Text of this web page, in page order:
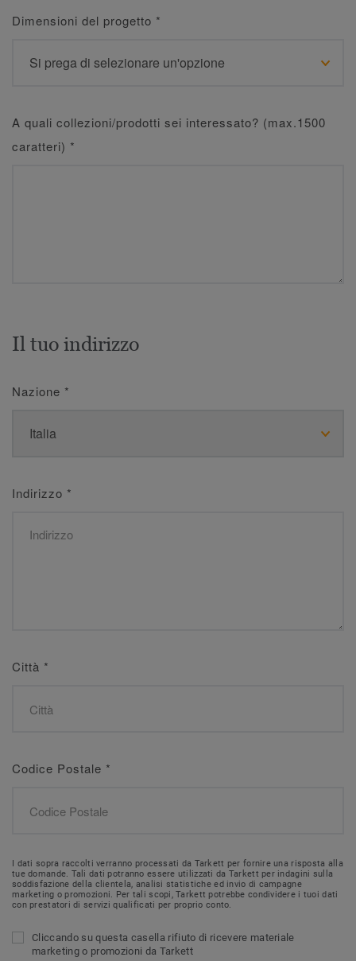
Dimensioni del progetto *
A quali collezioni/prodotti sei interessato? (max.1500
caratteri) *
Il tuo indirizzo
Nazione *
Indirizzo *
Città *
Codice Postale *
I dati sopra raccolti verranno processati da Tarkett per fornire una risposta alla
tue domande. Tali dati potranno essere utilizzati da Tarkett per indagini sulla
soddisfazione della clientela, analisi statistiche ed invio di campagne
marketing o promozioni. Per tali scopi, Tarkett potrebbe condividere i tuoi dati
con prestatori di servizi qualificati per proprio conto.
Cliccando su questa casella rifiuto di ricevere materiale
marketing o promozioni da Tarkett